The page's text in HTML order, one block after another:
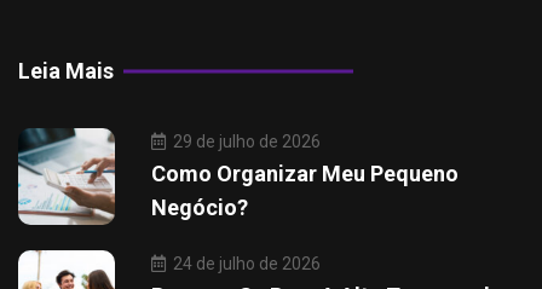
Leia Mais
29 de julho de 2026
Como Organizar Meu Pequeno
Negócio?
24 de julho de 2026